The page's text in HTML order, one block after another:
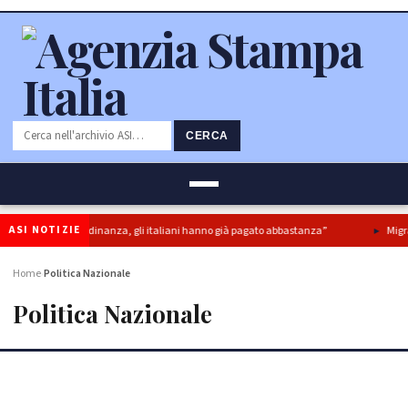
CERCA
ASI NOTIZIE
di cittadinanza, gli italiani hanno già pagato abbastanza” Migranti:
HomePolitica Nazionale
Politica Nazionale